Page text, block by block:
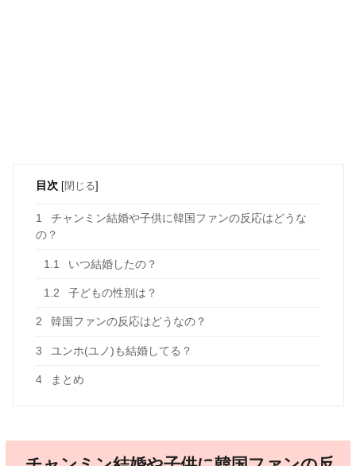
目次 [閉じる]
1
チャンミン結婚や子供に韓国ファンの反応はどうな
の？
1.1 いつ結婚したの？
1.2 子どもの性別は？
2 韓国ファンの反応はどうなの？
3 ユンホ(ユノ)も結婚してる？
4 まとめ